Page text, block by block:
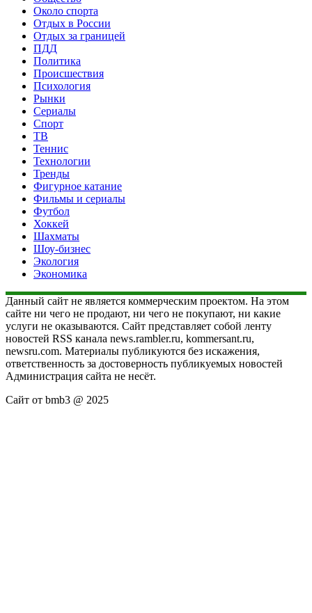
Около спорта
Отдых в России
Отдых за границей
ПДД
Политика
Происшествия
Психология
Рынки
Сериалы
Спорт
ТВ
Теннис
Технологии
Тренды
Фигурное катание
Фильмы и сериалы
Футбол
Хоккей
Шахматы
Шоу-бизнес
Экология
Экономика
Данный сайт не является коммерческим проектом. На этом
сайте ни чего не продают, ни чего не покупают, ни какие
услуги не оказываются. Сайт представляет собой ленту
новостей RSS канала news.rambler.ru, kommersant.ru,
newsru.com. Материалы публикуются без искажения,
ответственность за достоверность публикуемых новостей
Администрация сайта не несёт.
Сайт от bmb3 @ 2025